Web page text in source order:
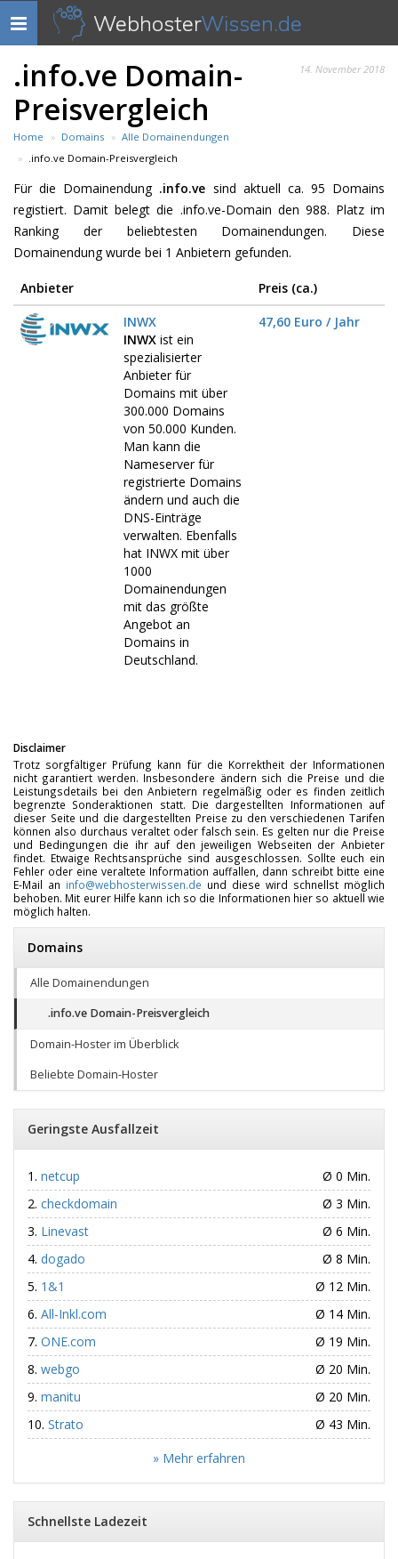
Navigation
anzeigen
WebhosterWissen.de
14. November 2018
.info.ve Domain-
Preisvergleich
Home Domains
Alle Domainendungen
.info.ve Domain-Preisvergleich
Für die Domainendung .info.ve sind aktuell ca. 95 Domains
registiert. Damit belegt die .info.ve-Domain den 988. Platz im
Ranking der beliebtesten Domainendungen. Diese
Domainendung wurde bei 1 Anbietern gefunden.
Anbieter
Preis (ca.)
INWX
INWX ist ein
spezialisierter
Anbieter für
Domains mit über
300.000 Domains
von 50.000 Kunden.
Man kann die
Nameserver für
registrierte Domains
ändern und auch die
DNS-Einträge
verwalten. Ebenfalls
hat INWX mit über
1000
Domainendungen
mit das größte
Angebot an
Domains in
Deutschland.
47,60 Euro / Jahr
Disclaimer
Trotz sorgfältiger Prüfung kann für die Korrektheit der Informationen
nicht garantiert werden. Insbesondere ändern sich die Preise und die
Leistungsdetails bei den Anbietern regelmäßig oder es finden zeitlich
begrenzte Sonderaktionen statt. Die dargestellten Informationen auf
dieser Seite und die dargestellten Preise zu den verschiedenen Tarifen
können also durchaus veraltet oder falsch sein. Es gelten nur die Preise
und Bedingungen die ihr auf den jeweiligen Webseiten der Anbieter
findet. Etwaige Rechtsansprüche sind ausgeschlossen. Sollte euch ein
Fehler oder eine veraltete Information auffallen, dann schreibt bitte eine
E-Mail an info@webhosterwissen.de und diese wird schnellst möglich
behoben. Mit eurer Hilfe kann ich so die Informationen hier so aktuell wie
möglich halten.
Domains
Alle Domainendungen
.info.ve Domain-Preisvergleich
Domain-Hoster im Überblick
Beliebte Domain-Hoster
Geringste Ausfallzeit
netcup
Ø 0 Min.
checkdomain
Ø 3 Min.
Linevast
Ø 6 Min.
dogado
Ø 8 Min.
1&1
Ø 12 Min.
All-Inkl.com
Ø 14 Min.
ONE.com
Ø 19 Min.
webgo
Ø 20 Min.
manitu
Ø 20 Min.
Strato
Ø 43 Min.
» Mehr erfahren
Schnellste Ladezeit